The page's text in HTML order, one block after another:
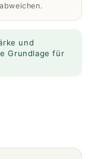
und
Grundlage für